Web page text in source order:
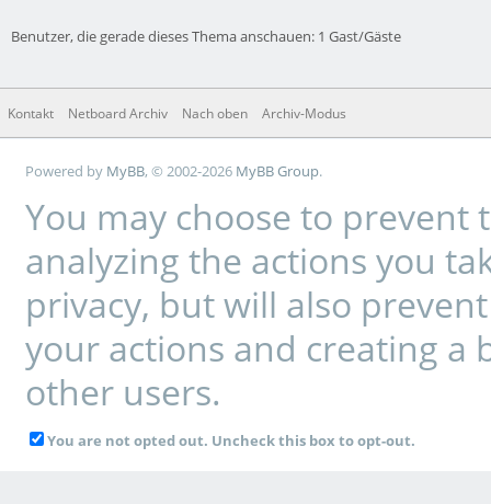
Benutzer, die gerade dieses Thema anschauen: 1 Gast/Gäste
Kontakt Netboard Archiv Nach oben Archiv-Modus
Powered by MyBB, © 2002-2026 MyBB Group.
You may choose to
analyzing the actions you
privacy, but will also
your actions and creating a
other users.
You are not opted out. Uncheck this box to opt-out.